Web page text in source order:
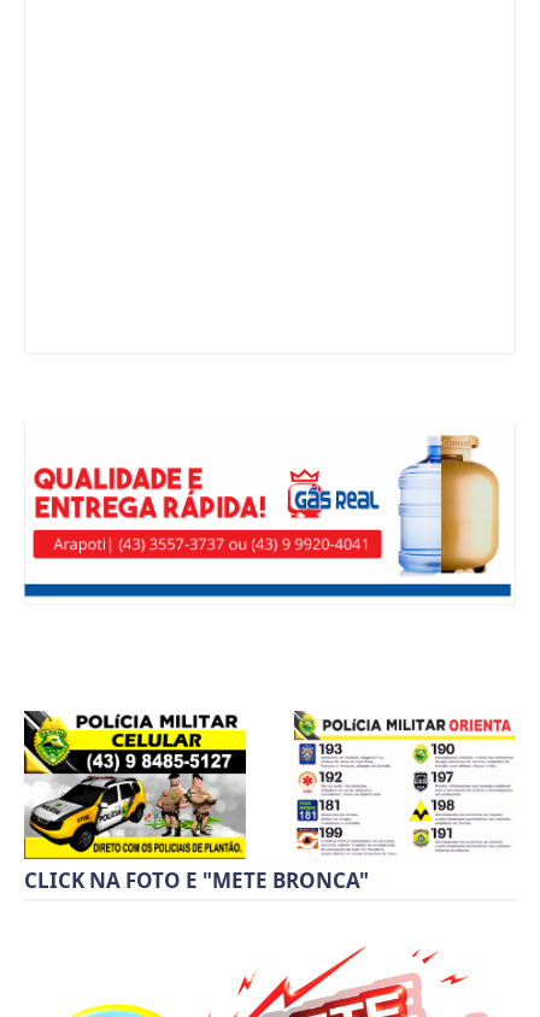
CLICK NA FOTO E "METE BRONCA"